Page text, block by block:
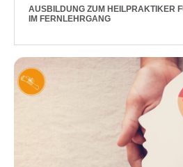
AUSBILDUNG ZUM HEILPRAKTIKER
IM FERNLEHRGANG